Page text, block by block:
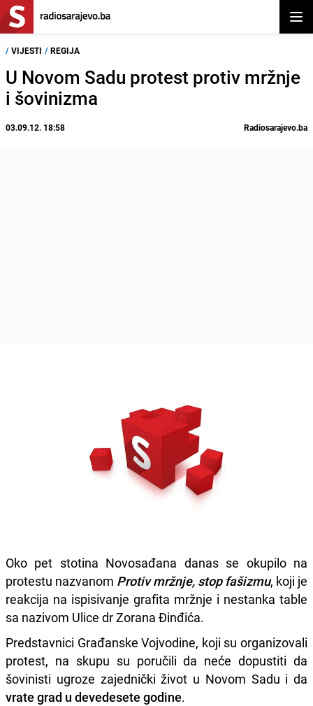
/ VIJESTI / REGIJA
U Novom Sadu protest protiv mržnje
i šovinizma
03.09.12. 18:58 Radiosarajevo.ba
Oko pet stotina Novosađana danas se okupilo na
protestu nazvanom Protiv mržnje, stop fašizmu, koji je
reakcija na ispisivanje grafita mržnje i nestanka table
sa nazivom Ulice dr Zorana Đinđića.
Predstavnici Građanske Vojvodine, koji su organizovali
protest, na skupu su poručili da neće dopustiti da
šovinisti ugroze zajednički život u Novom Sadu i da
vrate grad u devedesete godine.